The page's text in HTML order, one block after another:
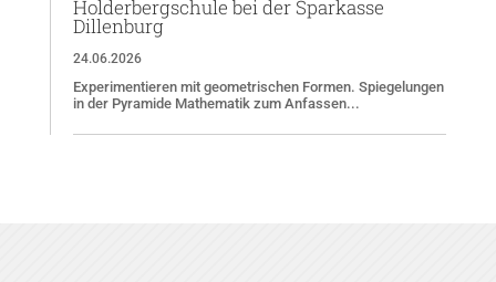
Holderbergschule bei der Sparkasse
Dillenburg
24.06.2026
Experimentieren mit geometrischen Formen. Spiegelungen
in der Pyramide Mathematik zum Anfassen...